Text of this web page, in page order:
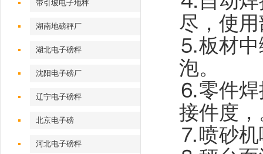
带引坡电子地秤
湖南地磅秤厂
湖北电子磅秤
沈阳电子磅厂
辽宁电子磅秤
北京电子磅
河北电子磅秤
尽，使
⒌板材中
泡。
⒍零件焊
接件度
⒎喷砂机